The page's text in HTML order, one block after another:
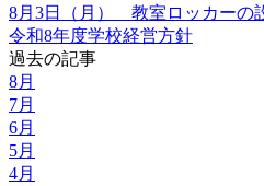
8月3日（月） 教室ロッカーの
令和8年度学校経営方針
過去の記事
8月
7月
6月
5月
4月